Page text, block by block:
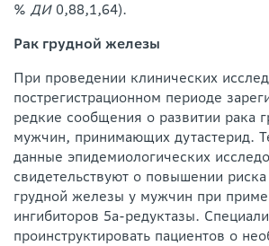
% ДИ0,88,1,64).
Рак грудной железы
При проведении клинических
пострегистрационном периоде
редкие сообщения о развитии рака
мужчин, принимающих дутастерид.
данные эпидемиологических
свидетельствуют о повышении риска
грудной железы у мужчин при
ингибиторов 5а-редуктазы.
проинструктировать пациентов о